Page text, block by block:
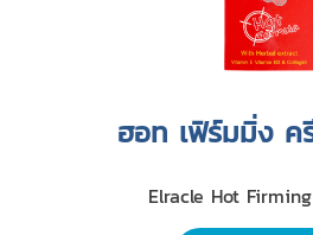
ฮอท เฟิร์มมิ่ง
Elracle Hot